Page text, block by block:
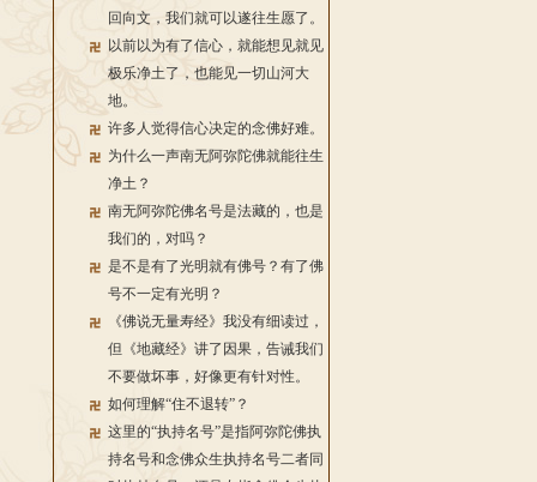
回向文，我们就可以遂往生愿了。
以前以为有了信心，就能想见就见
极乐净土了，也能见一切山河大
地。
许多人觉得信心决定的念佛好难。
为什么一声南无阿弥陀佛就能往生
净土？
南无阿弥陀佛名号是法藏的，也是
我们的，对吗？
是不是有了光明就有佛号？有了佛
号不一定有光明？
《佛说无量寿经》我没有细读过，
但《地藏经》讲了因果，告诫我们
不要做坏事，好像更有针对性。
如何理解“住不退转”？
这里的“执持名号”是指阿弥陀佛执
持名号和念佛众生执持名号二者同